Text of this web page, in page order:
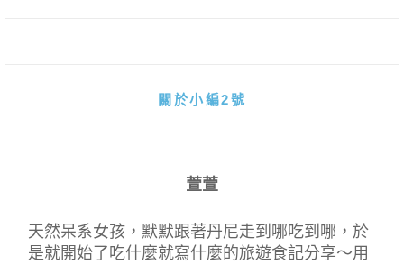
關於小編2號
萱萱
天然呆系女孩，默默跟著丹尼走到哪吃到哪，於
是就開始了吃什麼就寫什麼的旅遊食記分享～用